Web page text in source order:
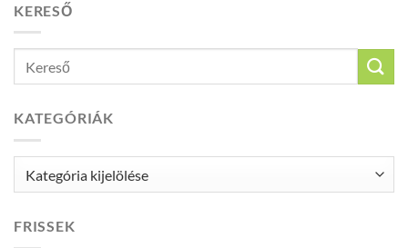
KERESŐ
KATEGÓRIÁK
FRISSEK